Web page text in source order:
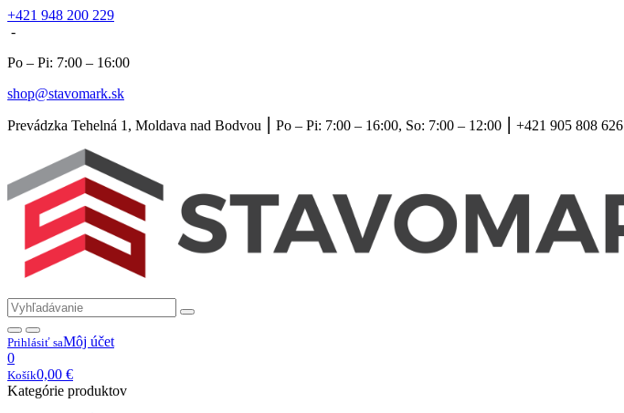
+421 948 200 229
-
Po – Pi: 7:00 – 16:00
shop@stavomark.sk
Prevádzka Tehelná 1, Moldava nad Bodvou ⎮ Po – Pi: 7:00 – 16:00, So: 7:00 – 12:00 ⎮ +421 905 808 626
Prihlásiť saMôj účet
0
Košík0,00 €
Kategórie produktov